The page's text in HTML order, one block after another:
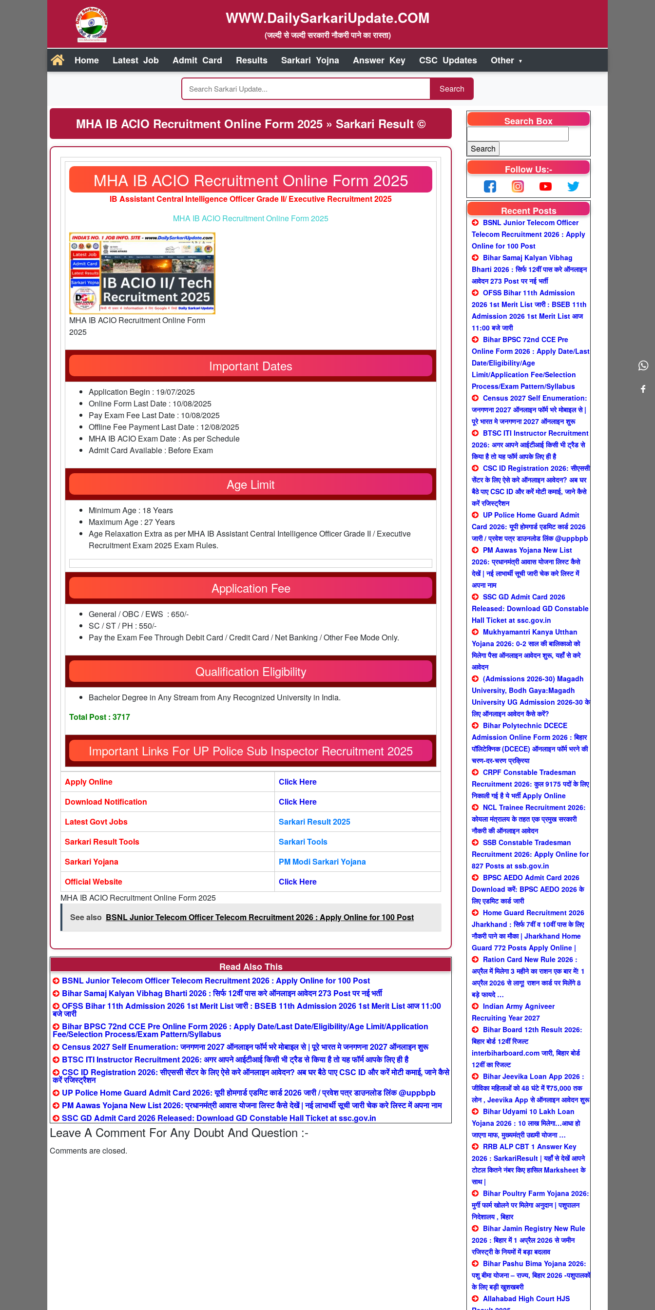
WWW.DailySarkariUpdate.COM
(जल्दी से जल्दी सरकारी नौकरी पाने का रास्ता)
Home Latest Job Admit Card Results Sarkari Yojna Answer Key CSC Updates Other
MHA IB ACIO Recruitment Online Form 2025 » Sarkari Result ©
MHA IB ACIO Recruitment Online Form 2025
IB Assistant Central Intelligence Officer Grade II/ Executive Recruitment 2025
MHA IB ACIO Recruitment Online Form 2025
MHA IB ACIO Recruitment Online Form
2025
Important Dates
Application Begin : 19/07/2025
Online Form Last Date : 10/08/2025
Pay Exam Fee Last Date : 10/08/2025
Offline Fee Payment Last Date : 12/08/2025
MHA IB ACIO Exam Date : As per Schedule
Admit Card Available : Before Exam
Age Limit
Minimum Age : 18 Years
Maximum Age : 27 Years
Age Relaxation Extra as per MHA IB Assistant Central Intelligence Officer Grade II / Executive
Recruitment Exam 2025 Exam Rules.
Application Fee
General / OBC / EWS : 650/-
SC / ST / PH : 550/-
Pay the Exam Fee Through Debit Card / Credit Card / Net Banking / Other Fee Mode Only.
Qualification Eligibility
Bachelor Degree in Any Stream from Any Recognized University in India.
Total Post : 3717
Important Links For UP Police Sub Inspector Recruitment 2025
Apply Online
Click Here
Download Notification
Click Here
Latest Govt Jobs
Sarkari Result 2025
Sarkari Result Tools
Sarkari Tools
Sarkari Yojana
PM Modi Sarkari Yojana
Official Website
Click Here
MHA IB ACIO Recruitment Online Form 2025
See also BSNL Junior Telecom Officer Telecom Recruitment 2026 : Apply Online for 100 Post
Read Also This
BSNL Junior Telecom Officer Telecom Recruitment 2026 : Apply Online for 100 Post
Bihar Samaj Kalyan Vibhag Bharti 2026 : सिर्फ 12वीं पास करे ऑनलाइन आवेदन 273 Post पर नई भर्ती
OFSS Bihar 11th Admission 2026 1st Merit List जारी : BSEB 11th Admission 2026 1st Merit List आज 11:00
बजे जारी
Bihar BPSC 72nd CCE Pre Online Form 2026 : Apply Date/Last Date/Eligibility/Age Limit/Application
Fee/Selection Process/Exam Pattern/Syllabus
Census 2027 Self Enumeration: जनगणना 2027 ऑनलाइन फॉर्म भरे मोबाइल से | पूरे भारत मे जनगणना 2027 ऑनलाइन शुरू
BTSC ITI Instructor Recruitment 2026: अगर आपने आईटीआई किसी भी ट्रैड से किया है तो यह फॉर्म आपके लिए ही है
CSC ID Registration 2026: सीएससी सेंटर के लिए ऐसे करे ऑनलाइन आवेदन? अब घर बैठे पाए CSC ID और करें मोटी कमाई, जाने कैसे
करें रजिस्ट्रैशन
UP Police Home Guard Admit Card 2026: यूपी होमगार्ड एडमिट कार्ड 2026 जारी / प्रवेश पत्र डाउनलोड लिंक @uppbpb
PM Aawas Yojana New List 2026: प्रधानमंत्री आवास योजना लिस्ट कैसे देखें | नई लाभार्थी सूची जारी चेक करे लिस्ट में अपना नाम
SSC GD Admit Card 2026 Released: Download GD Constable Hall Ticket at ssc.gov.in
Leave A Comment For Any Doubt And Question :-
Comments are closed.
Search Box
Follow Us:-
Recent Posts
BSNL Junior Telecom Officer
Telecom Recruitment 2026 : Apply
Online for 100 Post
Bihar Samaj Kalyan Vibhag
Bharti 2026 : सिर्फ 12वीं पास करे ऑनलाइन
आवेदन 273 Post पर नई भर्ती
OFSS Bihar 11th Admission
2026 1st Merit List जारी : BSEB 11th
Admission 2026 1st Merit List आज
11:00 बजे जारी
Bihar BPSC 72nd CCE Pre
Online Form 2026 : Apply Date/Last
Date/Eligibility/Age
Limit/Application Fee/Selection
Process/Exam Pattern/Syllabus
Census 2027 Self Enumeration:
जनगणना 2027 ऑनलाइन फॉर्म भरे मोबाइल से |
पूरे भारत मे जनगणना 2027 ऑनलाइन शुरू
BTSC ITI Instructor Recruitment
2026: अगर आपने आईटीआई किसी भी ट्रैड से
किया है तो यह फॉर्म आपके लिए ही है
CSC ID Registration 2026: सीएससी
सेंटर के लिए ऐसे करे ऑनलाइन आवेदन? अब घर
बैठे पाए CSC ID और करें मोटी कमाई, जाने कैसे
करें रजिस्ट्रैशन
UP Police Home Guard Admit
Card 2026: यूपी होमगार्ड एडमिट कार्ड 2026
जारी / प्रवेश पत्र डाउनलोड लिंक @uppbpb
PM Aawas Yojana New List
2026: प्रधानमंत्री आवास योजना लिस्ट कैसे
देखें | नई लाभार्थी सूची जारी चेक करे लिस्ट में
अपना नाम
SSC GD Admit Card 2026
Released: Download GD Constable
Hall Ticket at ssc.gov.in
Mukhyamantri Kanya Utthan
Yojana 2026: 0-2 साल की बालिकाओ को
मिलेगा पैसा ऑनलाइन आवेदन शुरू, यहाँ से करे
आवेदन
(Admissions 2026-30) Magadh
University, Bodh Gaya:Magadh
University UG Admission 2026-30 के
लिए ऑनलाइन आवेदन कैसे करें?
Bihar Polytechnic DCECE
Admission Online Form 2026 : बिहार
पॉलिटेक्निक (DCECE) ऑनलाइन फॉर्म भरने की
चरण-दर-चरण प्रक्रिया
CRPF Constable Tradesman
Recruitment 2026: कुल 9175 पदों के लिए
निकाली गई है ये भर्ती Apply Online
NCL Trainee Recruitment 2026:
कोयला मंत्रालय के तहत एक प्रमुख सरकारी
नौकरी की ऑनलाइन आवेदन
SSB Constable Tradesman
Recruitment 2026: Apply Online for
827 Posts at ssb.gov.in
BPSC AEDO Admit Card 2026
Download करें: BPSC AEDO 2026 के
लिए एडमिट कार्ड जारी
Home Guard Recruitment 2026
Jharkhand : सिर्फ 7वीं व 10वीं पास के लिए
नौकरी पाने का मौका | Jharkhand Home
Guard 772 Posts Apply Online |
Ration Card New Rule 2026 :
अप्रैल में मिलेगा 3 महीने का राशन एक बार में! 1
अप्रैल 2026 से लागू! राशन कार्ड पर मिलेंगे 8
बड़े फायदे …
Indian Army Agniveer
Recruiting Year 2027
Bihar Board 12th Result 2026:
बिहार बोर्ड 12वीं रिजल्ट
interbiharboard.com जारी, बिहार बोर्ड
12वीं का रिजल्ट
Bihar Jeevika Loan App 2026 :
जीविका महिलाओं को 48 घंटे में ₹75,000 तक
लोन , Jeevika App से ऑनलाइन आवेदन शुरू
Bihar Udyami 10 Lakh Loan
Yojana 2026 : 10 लाख मिलेगा…आधा हो
जाएगा माफ, मुख्यमंत्री उद्यमी योजना …
RRB ALP CBT 1 Answer Key
2026 : SarkariResult | यहाँ से देखें आपने
टोटल कितने नंबर किए हासिल Marksheet के
साथ |
Bihar Poultry Farm Yojana 2026:
मुर्गी फार्म खोलने पर मिलेगा अनुदान | पशुपालन
निदेशालय , बिहार
Bihar Jamin Registry New Rule
2026 : बिहार में 1 अप्रैल 2026 से जमीन
रजिस्ट्री के नियमों में बड़ा बदलाव
Bihar Pashu Bima Yojana 2026:
पशु बीमा योजना – राज्य, बिहार 2026 -पशुपालकों
के लिए बड़ी खुशखबरी
Allahabad High Court HJS